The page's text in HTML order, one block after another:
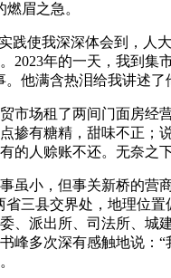
眉之急。
使我深深体会到，人
2023年的一天，我到
他满含热泪给我讲述了
场租了两间门面房经
掺有糖精，甜味不正
人赊账不还。无奈之
小，但事关新桥的营
三县交界处，地理位
、派出所、司法所、
峰多次深有感触地说